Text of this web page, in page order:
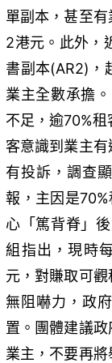
單副本，甚至
2港元。此外，
書副本(AR2)，
業主全數承擔
不足，逾70%
客意識到業主
有投訴，調查
報，主因是
心「篤背脊」
組指出，現時
元，對賺取可
無阻嚇力，政
置。團體建議
業主，不要再